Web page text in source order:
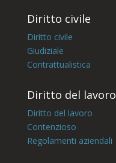
Diritto civile
Diritto civile
Giudiziale
Contrattualistica
Diritto del lavoro
Diritto del lavoro
Contenzioso
Regolamenti aziendali